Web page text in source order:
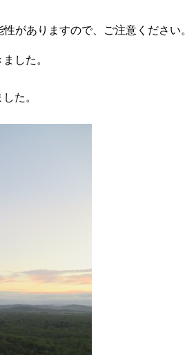
がありますので、ご注意ください。
した。
た。